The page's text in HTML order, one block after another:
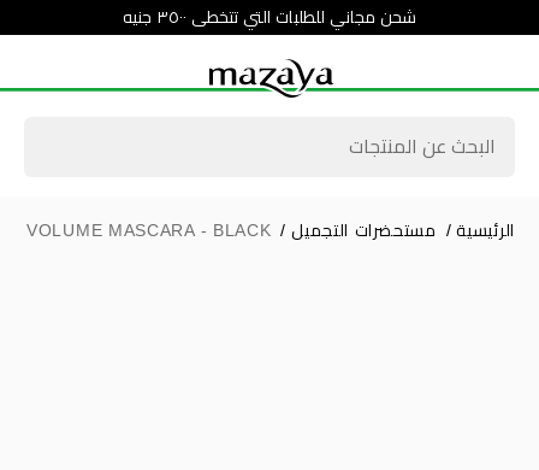
شحن مجاني للطلبات التي تتخطى ٣٥٠٠ جنيه
الرئيسية / مستحضرات التجميل /
VOLUME MASCARA - BLACK